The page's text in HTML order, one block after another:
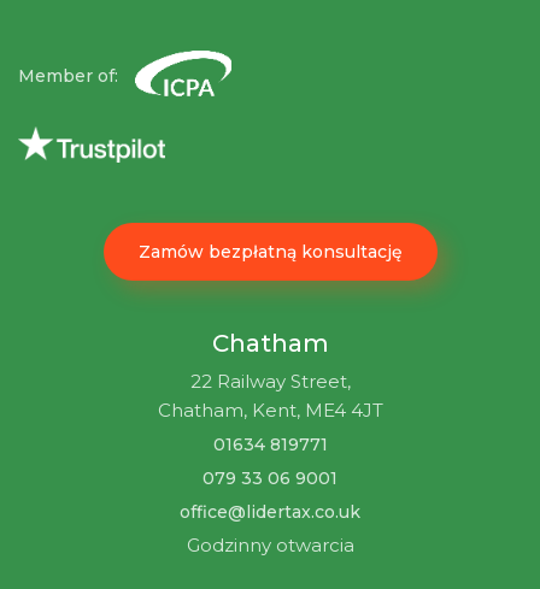
Member of:
Zamów bezpłatną konsultację
Chatham
22 Railway Street,
Chatham, Kent, ME4 4JT
01634 819771
079 33 06 9001
office@lidertax.co.uk
Godzinny otwarcia